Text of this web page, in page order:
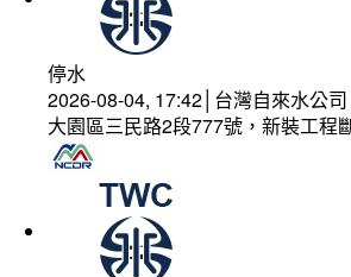
停水
2026-08-04, 17:42│台灣自來水公司
大園區三民路2段777號，新裝工程